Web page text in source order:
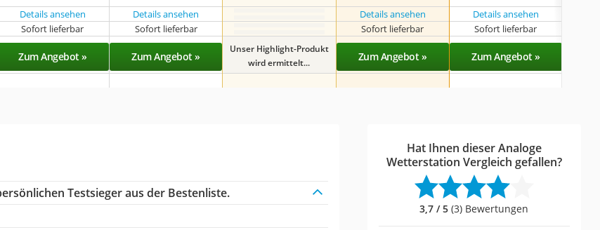
Details ansehen Details ansehen Details ansehen Details ansehen
Sofort lieferbar Sofort lieferbar Sofort lieferbar Sofort lieferbar
Zum Angebot » Zum Angebot »
Unser Highlight-Produkt
wird ermittelt...
Zum Angebot » Zum Angebot »
Testsieger aus der Bestenliste.
Hat Ihnen dieser Analoge
Wetterstation Vergleich gefallen?
3,7 / 5 (3) Bewertungen